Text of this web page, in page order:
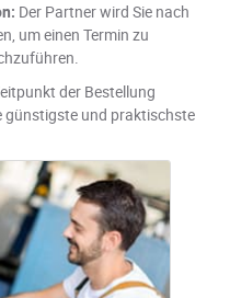
Der Partner wird Sie nach
um einen Termin zu
der Bestellung
günstigste und praktischste